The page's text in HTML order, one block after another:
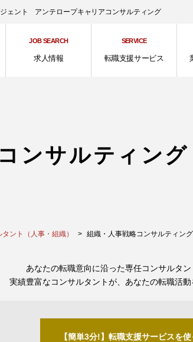
ェント アンテロープキャリアコンサルティング
JOB SEARCH
求人情報
SERVICE
転職支援サービス
ンサルティン
ント（人事・組織） 組織・人事戦略コンサルティン
あなたの転職意向に沿った専任コンサルタン
実績豊富なコンサルタントが、あなたの転職活動
【簡単3分!】転職支援サービスを使